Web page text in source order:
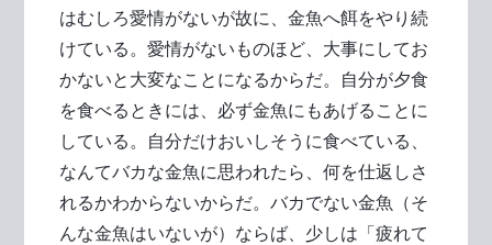
はむしろ愛情がないが故に、金魚へ餌をやり続
けている。愛情がないものほど、大事にしてお
かないと大変なことになるからだ。自分が夕食
を食べるときには、必ず金魚にもあげることに
している。自分だけおいしそうに食べている、
なんてバカな金魚に思われたら、何を仕返しさ
れるかわからないからだ。バカでない金魚（そ
んな金魚はいないが）ならば、少しは「疲れて